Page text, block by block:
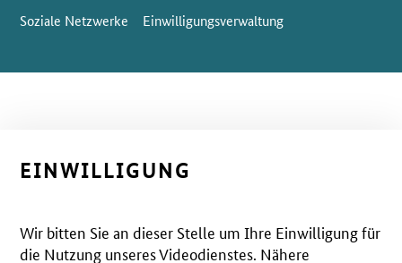
Soziale Netzwerke
Einwilligungsverwaltung
EINWILLIGUNG
Wir bitten Sie an dieser Stelle um Ihre Einwilligung für
die Nutzung unseres Videodienstes. Nähere